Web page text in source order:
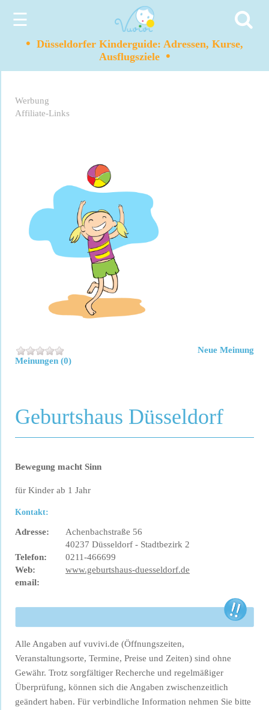
☰
• Düsseldorfer Kinderguide: Adressen, Kurse,
Ausflugsziele •
Werbung
Affiliate-Links
Meinungen (0)
Neue Meinung
Geburtshaus Düsseldorf
Bewegung macht Sinn
für Kinder ab 1 Jahr
Kontakt:
Adresse:
Achenbachstraße 56
40237 Düsseldorf - Stadtbezirk 2
Telefon:
0211-466699
Web:
www.geburtshaus-duesseldorf.de
email:
Alle Angaben auf vuvivi.de (Öffnungszeiten,
Veranstaltungsorte, Termine, Preise und Zeiten) sind ohne
Gewähr. Trotz sorgfältiger Recherche und regelmäßiger
Überprüfung, können sich die Angaben zwischenzeitlich
geändert haben. Für verbindliche Information nehmen Sie bitte